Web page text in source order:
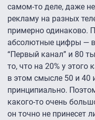
самом-то деле, даже
рекламу на разных
примерно одинаково.
абсолютные цифры —
“Первый канал” и 80
то, что на 20% у этого
в этом смысле 50 и 40
принципиально.
какого-то очень
он точно не принесет